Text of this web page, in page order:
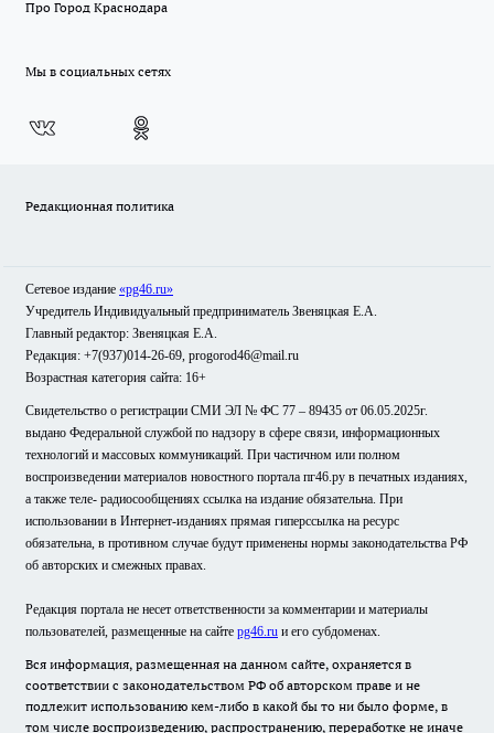
Про Город Краснодара
Мы в социальных сетях
Редакционная политика
Сетевое издание «pg46.ru»
Учредитель Индивидуальный предприниматель Звеняцкая Е.А.
Главный редактор: Звеняцкая Е.А.
Редакция: +7(937)014-26-69, progorod46@mail.ru
Возрастная категория сайта: 16+
Свидетельство о регистрации СМИ ЭЛ № ФС 77 – 89435 от 06.05.2025г.
выдано Федеральной службой по надзору в сфере связи, информационных
технологий и массовых коммуникаций. При частичном или полном
воспроизведении материалов новостного портала пг46.ру в печатных изданиях,
а также теле- радиосообщениях ссылка на издание обязательна. При
использовании в Интернет-изданиях прямая гиперссылка на ресурс
обязательна, в противном случае будут применены нормы законодательства РФ
об авторских и смежных правах.
Редакция портала не несет ответственности за комментарии и материалы
пользователей, размещенные на сайте pg46.ru и его субдоменах.
Вся информация, размещенная на данном сайте, охраняется в
соответствии с законодательством РФ об авторском праве и не
подлежит использованию кем-либо в какой бы то ни было форме, в
том числе воспроизведению, распространению, переработке не иначе